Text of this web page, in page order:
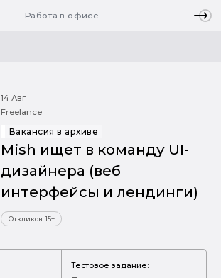
Работа в офисе
14 Авг
Freelance
Вакансия в архиве
Mish ищет в команду UI-
дизайнера (веб
интерфейсы и лендинги)
Откликов 15+
Тестовое задание: